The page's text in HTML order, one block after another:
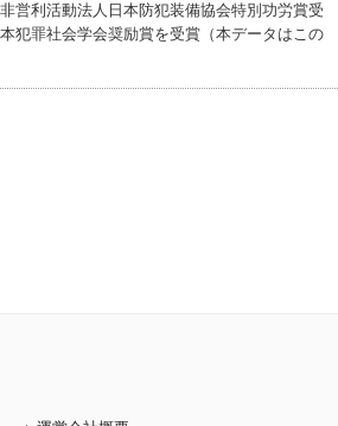
営利活動法人日本防犯装備協会特別功労賞受
犯罪社会学会奨励賞を受賞（本データはこの